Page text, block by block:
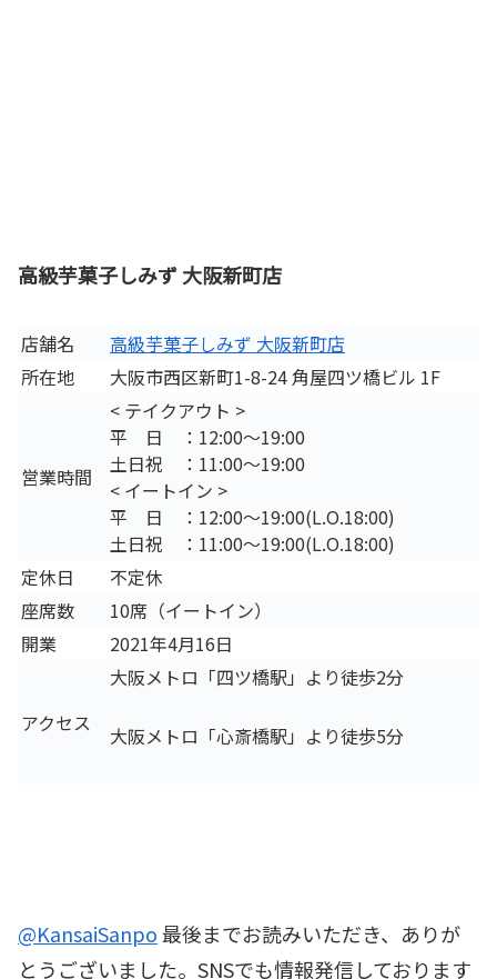
高級芋菓子しみず 大阪新町店
店舗名
高級芋菓子しみず 大阪新町店
所在地
大阪市西区新町1-8-24 角屋四ツ橋ビル 1F
営業時間
< テイクアウト >
平 日 ：12:00～19:00
土日祝 ：11:00～19:00
< イートイン >
平 日 ：12:00～19:00(L.O.18:00)
土日祝 ：11:00～19:00(L.O.18:00)
定休日
不定休
座席数
10席（イートイン）
開業
2021年4月16日
アクセス
大阪メトロ「四ツ橋駅」より徒歩2分
大阪メトロ「心斎橋駅」より徒歩5分
@KansaiSanpo最後までお読みいただき、ありが
とうございました。SNSでも情報発信しております